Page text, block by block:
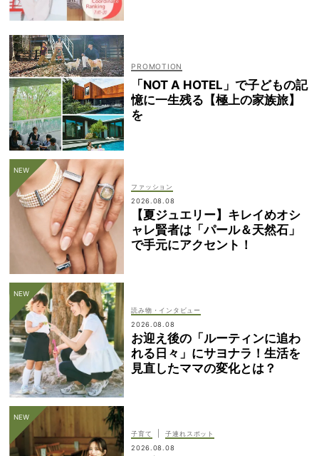
「NOT A HOTEL」で子どもの記
憶に一生残る【極上の家族旅】
を
ファッション
2026.08.08
【夏ジュエリー】キレイめオシ
ャレ賢者は「パール＆天然石」
で手元にアクセント！
読み物・インタビュー
2026.08.08
お迎え後の「ルーティンに追わ
れる日々」にサヨナラ！生活を
見直したママの変化とは？
子育て
子連れスポット
2026.08.08